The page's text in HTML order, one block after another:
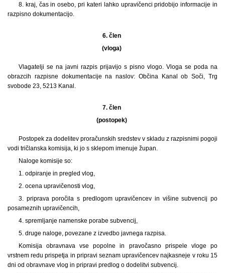
8. kraj, čas in osebo, pri kateri lahko upravičenci pridobijo informacije in
razpisno dokumentacijo.
6. člen
(vloga)
Vlagatelji se na javni razpis prijavijo s pisno vlogo. Vloga se poda na
obrazcih razpisne dokumentacije na naslov: Občina Kanal ob Soči, Trg
svobode 23, 5213 Kanal.
7. člen
(postopek)
Postopek za dodelitev proračunskih sredstev v skladu z razpisnimi pogoji
vodi tričlanska komisija, ki jo s sklepom imenuje župan.
Naloge komisije so:
1. odpiranje in pregled vlog,
2. ocena upravičenosti vlog,
3. priprava poročila s predlogom upravičencev in višine subvencij po
posameznih upravičencih,
4. spremljanje namenske porabe subvencij,
5. druge naloge, povezane z izvedbo javnega razpisa.
Komisija obravnava vse popolne in pravočasno prispele vloge po
vrstnem redu prispetja in pripravi seznam upravičencev najkasneje v roku 15
dni od obravnave vlog in pripravi predlog o dodelitvi subvencij.